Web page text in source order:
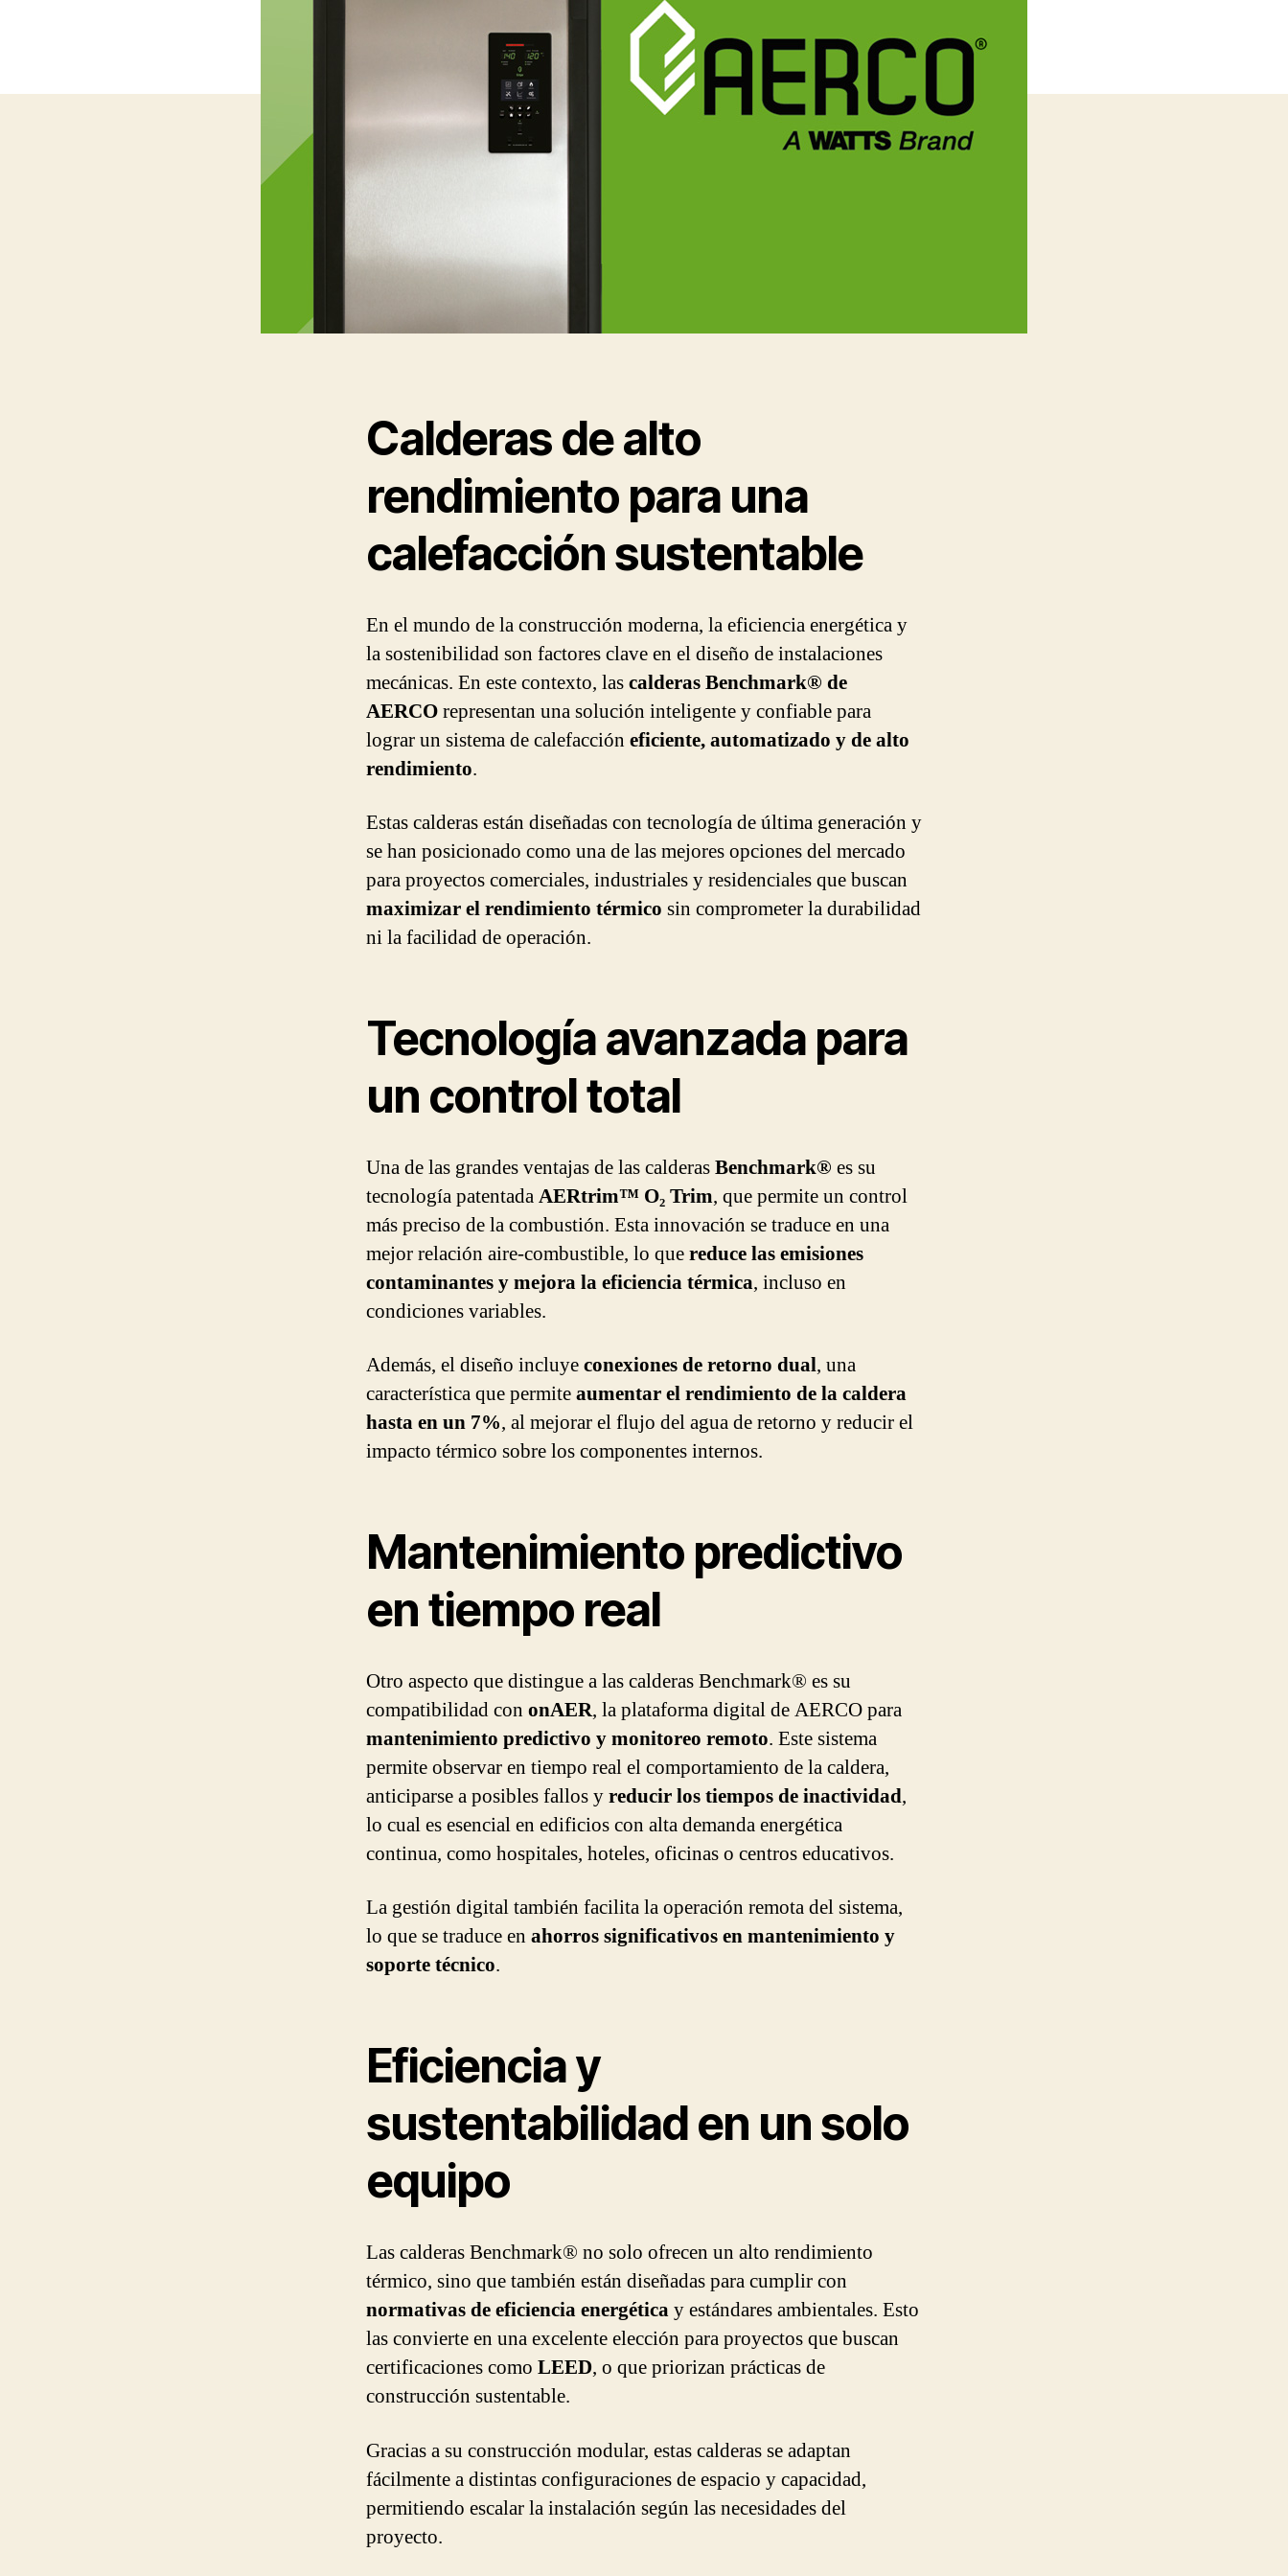
Calderas de alto
rendimiento para una
calefacción sustentable
En el mundo de la construcción moderna, la eficiencia energética y
la sostenibilidad son factores clave en el diseño de instalaciones
mecánicas. En este contexto, lascalderas Benchmark® de
AERCOrepresentan una solución inteligente y confiable para
lograr un sistema de calefacción eficiente, automatizado y de alto
rendimiento.
Estas calderas están diseñadas con tecnología de última generación y
se han posicionado como una de las mejores opciones del mercado
para proyectos comerciales, industriales y residenciales que buscan
maximizar el rendimiento térmico sin comprometer la durabilidad
ni la facilidad de operación.
Tecnología avanzada para
un control total
Una de las grandes ventajas de las calderasBenchmark® es su
tecnología patentadaAERtrim™ O₂ Trim, que permite un control
más preciso de la combustión. Esta innovación se traduce en una
mejor relación aire-combustible, lo quereduce las emisiones
contaminantes y mejora la eficiencia térmica, incluso en
condiciones variables.
Además, el diseño incluyeconexiones de retorno dual, una
característica que permiteaumentar el rendimiento de la caldera
hasta en un 7%, al mejorar el flujo del agua de retorno y reducir el
impacto térmico sobre los componentes internos.
Mantenimiento predictivo
en tiempo real
Otro aspecto que distingue a las calderas Benchmark® es su
compatibilidad con onAER, la plataforma digital de AERCO para
mantenimiento predictivo y monitoreo remoto. Este sistema
permite observar en tiempo real el comportamiento de la caldera,
anticiparse a posibles fallos yreducir los tiempos de inactividad,
lo cual es esencial en edificios con alta demanda energética
continua, como hospitales, hoteles, oficinas o centros educativos.
La gestión digital también facilita la operación remota del sistema,
lo que se traduce en ahorros significativos en mantenimiento y
soporte técnico.
Eficiencia y
sustentabilidad en un solo
equipo
Las calderas Benchmark® no solo ofrecen un alto rendimiento
térmico, sino que también están diseñadas para cumplir con
normativas de eficiencia energéticay estándares ambientales. Esto
las convierte en una excelente elección para proyectos que buscan
certificaciones como LEED, o que priorizan prácticas de
construcción sustentable.
Gracias a su construcción modular, estas calderas se adaptan
fácilmente a distintas configuraciones de espacio y capacidad,
permitiendo escalar la instalación según las necesidades del
proyecto.